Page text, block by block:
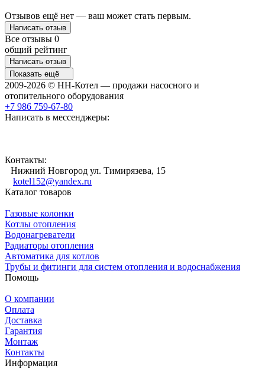
Отзывов ещё нет — ваш может стать первым.
Написать отзыв
Все отзывы 0
общий рейтинг
Написать отзыв
Показать ещё
2009-2026 © НН-Котел — продажи насосного и
отопительного оборудования
+7 986 759-67-80
Написать в мессенджеры:
Контакты:
Нижний Новгород ул. Тимирязева, 15
kotel152@yandex.ru
Каталог товаров
Газовые колонки
Котлы отопления
Водонагреватели
Радиаторы отопления
Автоматика для котлов
Трубы и фитинги для систем отопления и водоснабжения
Помощь
О компании
Оплата
Доставка
Гарантия
Монтаж
Контакты
Информация